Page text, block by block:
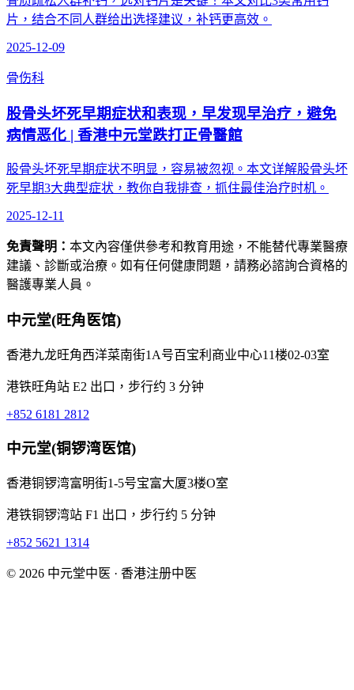
片，结合不同人群给出选择建议，补钙更高效。
2025-12-09
骨伤科
股骨头坏死早期症状和表现，早发现早治疗，避免
病情恶化 | 香港中元堂跌打正骨醫館
股骨头坏死早期症状不明显，容易被忽视。本文详解股骨头坏
死早期3大典型症状，教你自我排查，抓住最佳治疗时机。
2025-12-11
免責聲明： 本文內容僅供參考和教育用途，不能替代專業醫療
建議、診斷或治療。如有任何健康問題，請務必諮詢合資格的
醫護專業人員。
中元堂(旺角医馆)
香港九龙旺角西洋菜南街1A号百宝利商业中心11楼02-03室
港铁旺角站 E2 出口，步行约 3 分钟
+852 6181 2812
中元堂(铜锣湾医馆)
香港铜锣湾富明街1-5号宝富大厦3楼O室
港铁铜锣湾站 F1 出口，步行约 5 分钟
+852 5621 1314
© 2026 中元堂中医 · 香港注册中医